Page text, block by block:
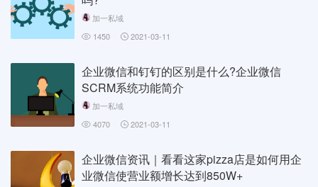
加一私域
1450
2021-03-11
企业微信和钉钉的区别是什么?企业微信
SCRM系统功能简介
加一私域
4070
2021-03-11
企业微信资讯｜看看这家pizza店是如何用企
业微信使营业额增长达到850W+